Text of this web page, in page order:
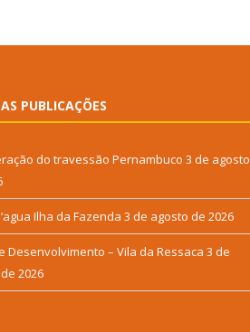
PUBLICAÇÕES
do travessão Pernambuco 3 de agosto
Ilha da Fazenda 3 de agosto de 2026
Desenvolvimento – Vila da Ressaca 3 de
2026